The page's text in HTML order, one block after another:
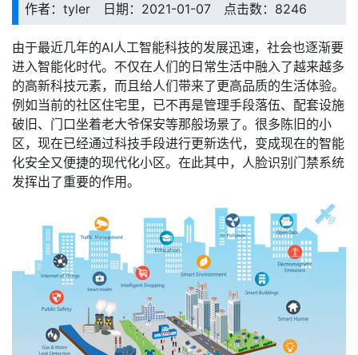
作者：tyler 日期：2021-01-07 点击数：8246
由于最近几年的AI人工智能科技的发展迅速，社会也逐渐要
进入智能化时代。不仅在人们的日常生活中融入了越来越多
的高新科技元素，而且给人们带来了更高品质的生活体验。
例如当前的社区住宅里，已不再是管理手段落伍、配套设施
破旧、门口坐着老大爷保安等那般场景了。很多陈旧的小
区，现在已经通过科技手段进行更新迭代，变成现在的智能
化安全又便捷的现代化小区。在此其中，人脸识别门禁系统
发挥出了重要的作用。